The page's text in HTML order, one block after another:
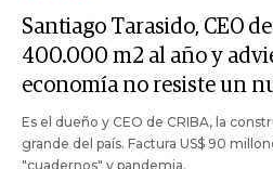
Santiago Tarasido, CEO
400.000 m2 al año y
economía no resiste un
Es el dueño y CEO de CRIBA, la
grande del país. Factura US$ 90
"cuadernos" y pandemia.